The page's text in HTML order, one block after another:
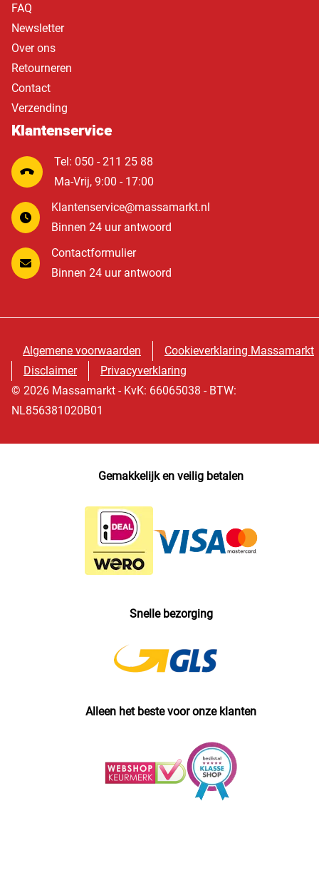
FAQ
Newsletter
Over ons
Retourneren
Contact
Verzending
Klantenservice
Tel: 050 - 211 25 88
Ma-Vrij, 9:00 - 17:00
Klantenservice@massamarkt.nl
Binnen 24 uur antwoord
Contactformulier
Binnen 24 uur antwoord
Algemene voorwaarden
Cookieverklaring Massamarkt
Disclaimer
Privacyverklaring
© 2026 Massamarkt - KvK: 66065038 - BTW:
NL856381020B01
Gemakkelijk en veilig betalen
Snelle bezorging
Alleen het beste voor onze klanten